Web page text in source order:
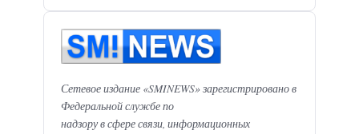
Сетевое издание «SMINEWS» зарегистрировано в
Федеральной службе по
надзору в сфере связи, информационных